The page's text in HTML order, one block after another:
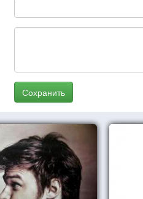
Сохранить